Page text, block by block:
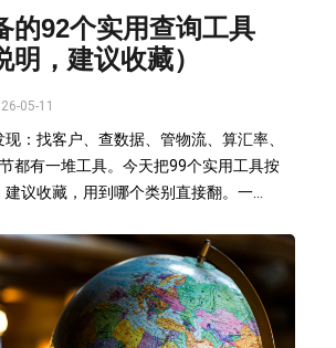
的92个实用查询工具
明，建议收藏）
05-11
：找客户、查数据、管物流、算汇率、
都有一堆工具。今天把99个实用工具按
议收藏，用到哪个类别直接翻。一...